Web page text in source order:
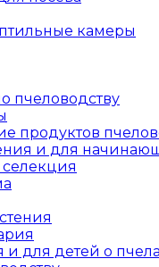
камеры
пчеловодству
продуктов
и для
и для детей о